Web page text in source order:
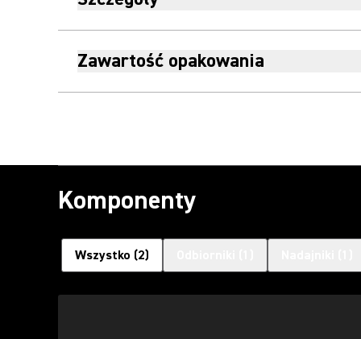
Zawartość opakowania
Komponenty
Wszystko (2)